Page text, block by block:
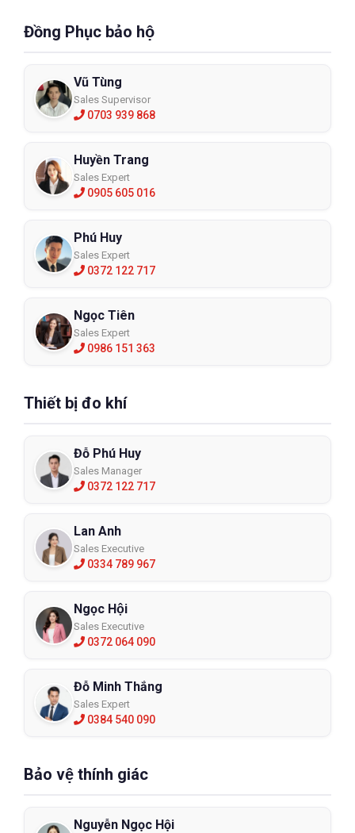
Đồng Phục bảo hộ
Vũ Tùng
Sales Supervisor
0703 939 868
Huyền Trang
Sales Expert
0905 605 016
Phú Huy
Sales Expert
0372 122 717
Ngọc Tiên
Sales Expert
0986 151 363
Thiết bị đo khí
Đỗ Phú Huy
Sales Manager
0372 122 717
Lan Anh
Sales Executive
0334 789 967
Ngọc Hội
Sales Executive
0372 064 090
Đỗ Minh Thắng
Sales Expert
0384 540 090
Bảo vệ thính giác
Nguyễn Ngọc Hội